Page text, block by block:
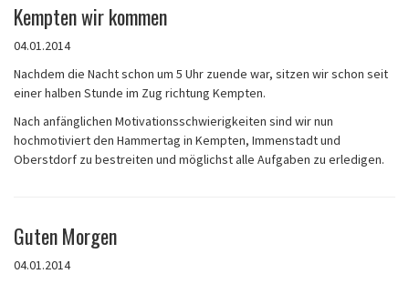
Kempten wir kommen
04.01.2014
Nachdem die Nacht schon um 5 Uhr zuende war, sitzen wir schon seit
einer halben Stunde im Zug richtung Kempten.
Nach anfänglichen Motivationsschwierigkeiten sind wir nun
hochmotiviert den Hammertag in Kempten, Immenstadt und
Oberstdorf zu bestreiten und möglichst alle Aufgaben zu erledigen.
Guten Morgen
04.01.2014